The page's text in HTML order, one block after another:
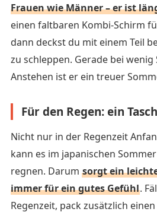
Frauen wie Männer – er ist
einen faltbaren Kombi-Schirm
dann deckst du mit einem Teil
zu schleppen. Gerade bei
Anstehen ist er ein treuer
Für den Regen: ein
Nicht nur in der Regenzeit
kann es im japanischen
regnen. Darum sorgt ein
immer für ein gutes Gefühl.
Regenzeit, pack zusätzlich